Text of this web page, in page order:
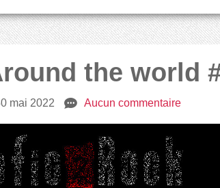
the world
mai 2022 e Aucun commentaire